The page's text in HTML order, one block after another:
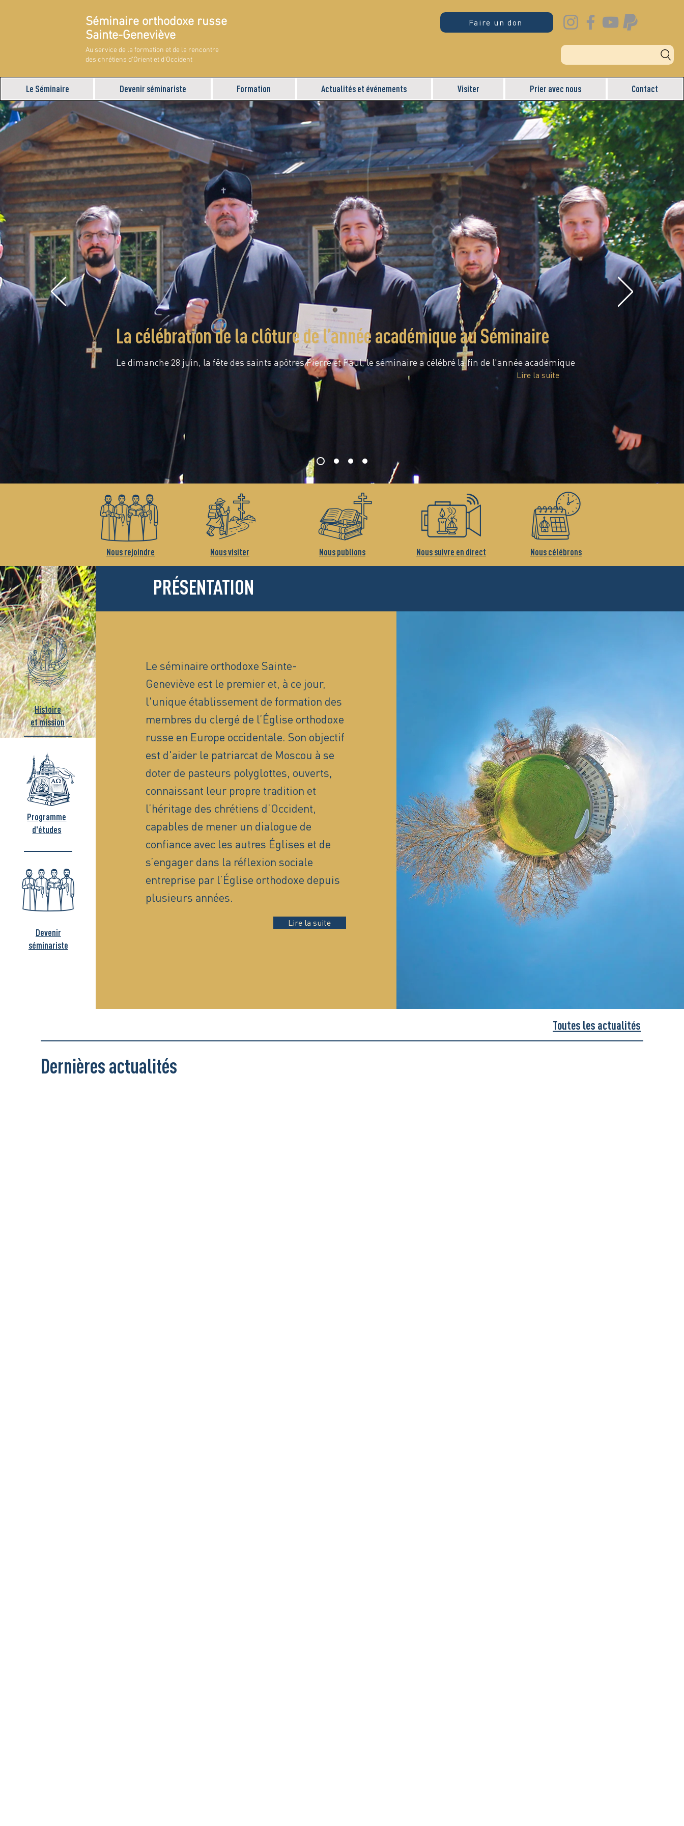
Séminaire orthodoxe russe
Sainte-Geneviève
Au service de la formation et de la rencontre
des chrétiens d'Orient et d'Occident
Faire un don
Le Séminaire Devenir séminariste Formation Actualités et événements Visiter Prier avec nous Contact
La célébration de la clôture de l’année académique au Séminaire
Le dimanche 28 juin, la fête des saints apôtres Pierre et Paul, le séminaire a célébré la fin de l'année académique
Lire la suite
Nous rejoindre Nous visiter Nous publions Nous suivre en direct Nous célébrons
PRÉSENTATION
Histoire
et mission
Programme
d'études
Devenir
séminariste
Le séminaire orthodoxe Sainte-
Geneviève est le premier et, à ce jour,
l'unique établissement de formation des
membres du clergé de l’Église orthodoxe
russe en Europe occidentale. Son objectif
est d'aider le patriarcat de Moscou à se
doter de pasteurs polyglottes, ouverts,
connaissant leur propre tradition et
l’héritage des chrétiens d’Occident,
capables de mener un dialogue de
confiance avec les autres Églises et de
s’engager dans la réflexion sociale
entreprise par l’Église orthodoxe depuis
plusieurs années.
Lire la suite
Toutes les actualités
Dernières actualités